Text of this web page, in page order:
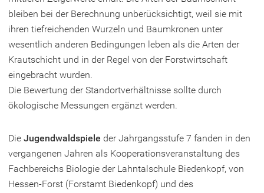
bleiben bei der Berechnung unberücksichtigt, weil sie mit
ihren tiefreichenden Wurzeln und Baumkronen unter
wesentlich anderen Bedingungen leben als die Arten der
Krautschicht und in der Regel von der Forstwirtschaft
eingebracht wurden.
Die Bewertung der Standortverhältnisse sollte durch
ökologische Messungen ergänzt werden.
Die Jugendwaldspiele der Jahrgangsstufe 7 fanden in den
vergangenen Jahren als Kooperationsveranstaltung des
Fachbereichs Biologie der Lahntalschule Biedenkopf, von
Hessen-Forst (Forstamt Biedenkopf) und des